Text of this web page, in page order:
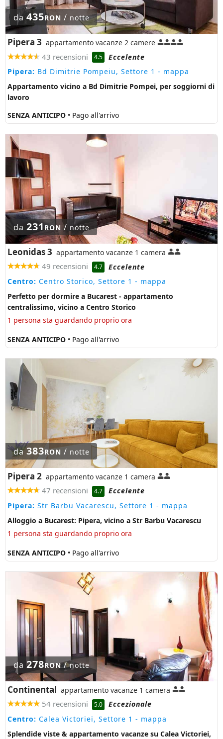
da435RON / notte
Pipera 3 appartamento vacanze 2 camere
43 recensioni 4.5
Eccelente
Pipera: Bd Dimitrie Pompeiu, Settore 1 - mappa
Appartamento vicino a Bd Dimitrie Pompei, per soggiorni di
lavoro
SENZA ANTICIPO • Pago all'arrivo
da 231RON / notte
Leonidas 3 appartamento vacanze 1 camera
49 recensioni 4.7
Eccelente
Centro: Centro Storico, Settore 1 - mappa
Perfetto per dormire a Bucarest - appartamento
centralissimo, vicino a Centro Storico
1 persona sta guardando proprio ora
SENZA ANTICIPO • Pago all'arrivo
da383RON / notte
Pipera 2 appartamento vacanze 1 camera
47 recensioni 4.7
Eccelente
Pipera: Str Barbu Vacarescu, Settore 1 - mappa
Alloggio a Bucarest: Pipera, vicino a Str Barbu Vacarescu
1 persona sta guardando proprio ora
SENZA ANTICIPO • Pago all'arrivo
da 278RON/notte
Continental appartamento vacanze 1 camera
54 recensioni 5.0
Eccezionale
Centro: Calea Victoriei, Settore 1 - mappa
Splendide viste & appartamento vacanze su Calea Victoriei,